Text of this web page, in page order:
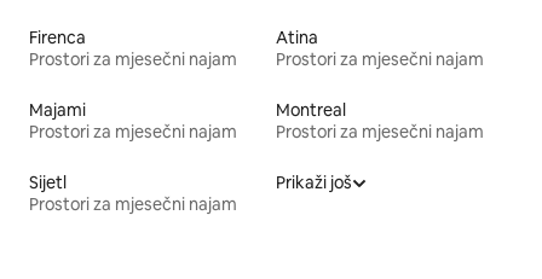
Firenca
Prostori za mjesečni najam
Atina
Prostori za mjesečni najam
Majami
Prostori za mjesečni najam
Montreal
Prostori za mjesečni najam
Sijetl
Prostori za mjesečni najam
Prikaži još